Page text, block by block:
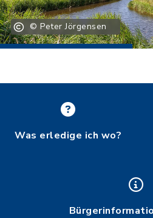
© Peter Jörgensen
Was erledige ich wo?